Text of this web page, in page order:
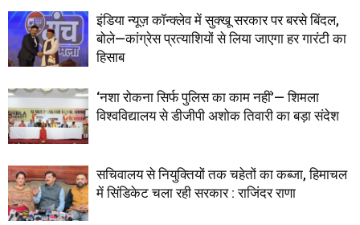
इंडिया न्यूज़ कॉन्क्लेव में सुक्खू सरकार पर बरसे बिंदल,
बोले—कांग्रेस प्रत्याशियों से लिया जाएगा हर गारंटी का
हिसाब
‘नशा रोकना सिर्फ पुलिस का काम नहीं’— शिमला
विश्वविद्यालय से डीजीपी अशोक तिवारी का बड़ा संदेश
सचिवालय से नियुक्तियों तक चहेतों का कब्जा, हिमाचल
में सिंडिकेट चला रही सरकार : राजिंदर राणा